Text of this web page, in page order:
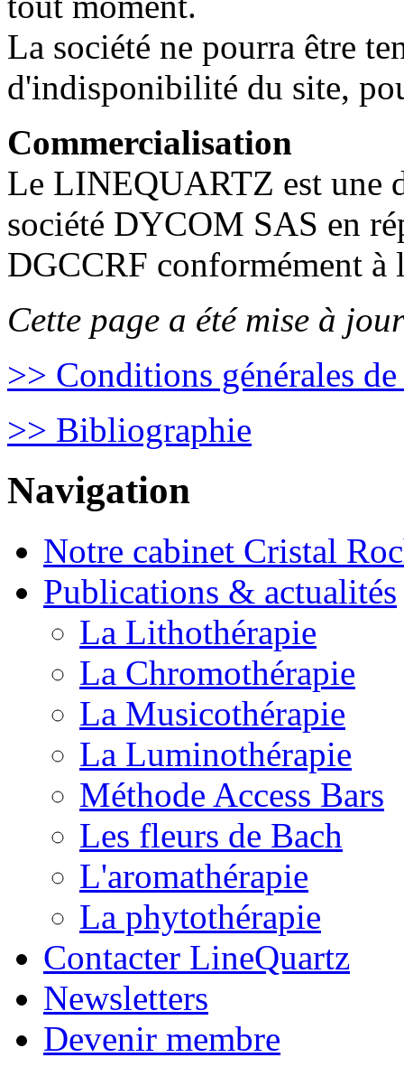
La société ne pourra être
d'indisponibilité du site,
Commercialisation
Le LINEQUARTZ est une
société DYCOM SAS en
DGCCRF conformément
Cette page a été mise à
>> Conditions générales
>> Bibliographie
Navigation
Notre cabinet Cristal
Publications & actualités
La Lithothérapie
La Chromothérapie
La Musicothérapie
La Luminothérapie
Méthode Access Bars
Les fleurs de Bach
L'aromathérapie
La phytothérapie
Contacter LineQuartz
Newsletters
Devenir membre